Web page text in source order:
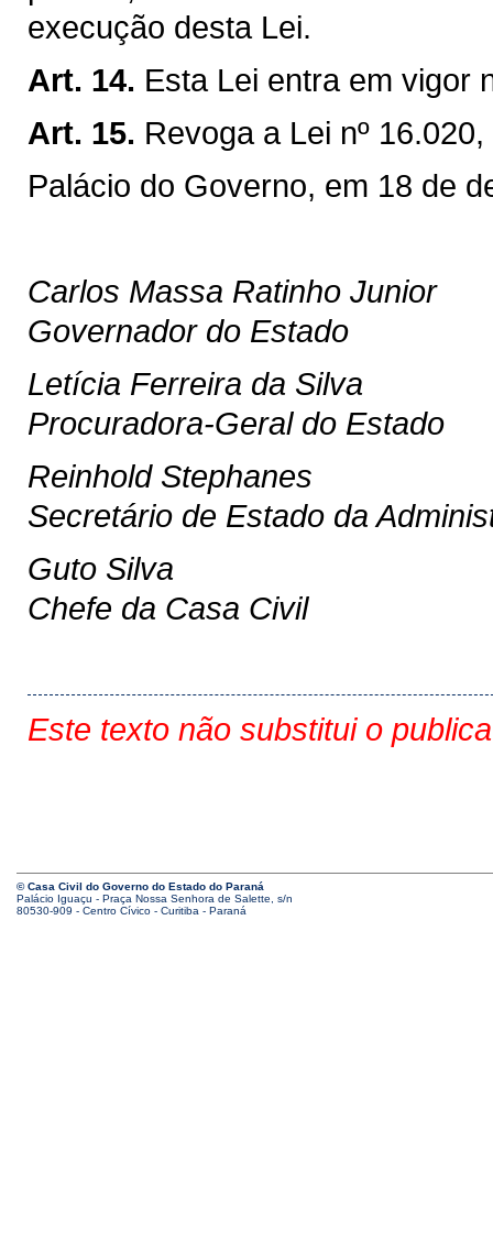
execução desta Lei.
Art. 14. Esta Lei entra em vigor
Art. 15. Revoga a Lei nº
Palácio do Governo, em 18 de
Carlos Massa Ratinho Junior
Governador do Estado
Letícia Ferreira da Silva
Procuradora-Geral do Estado
Reinhold Stephanes
Secretário de Estado da
Guto Silva
Chefe da Casa Civil
Este texto não substitui o
© Casa Civil do Governo do Estado do Paraná
Palácio Iguaçu - Praça Nossa Senhora de Salette, s/n
80530-909 - Centro Cívico - Curitiba - Paraná